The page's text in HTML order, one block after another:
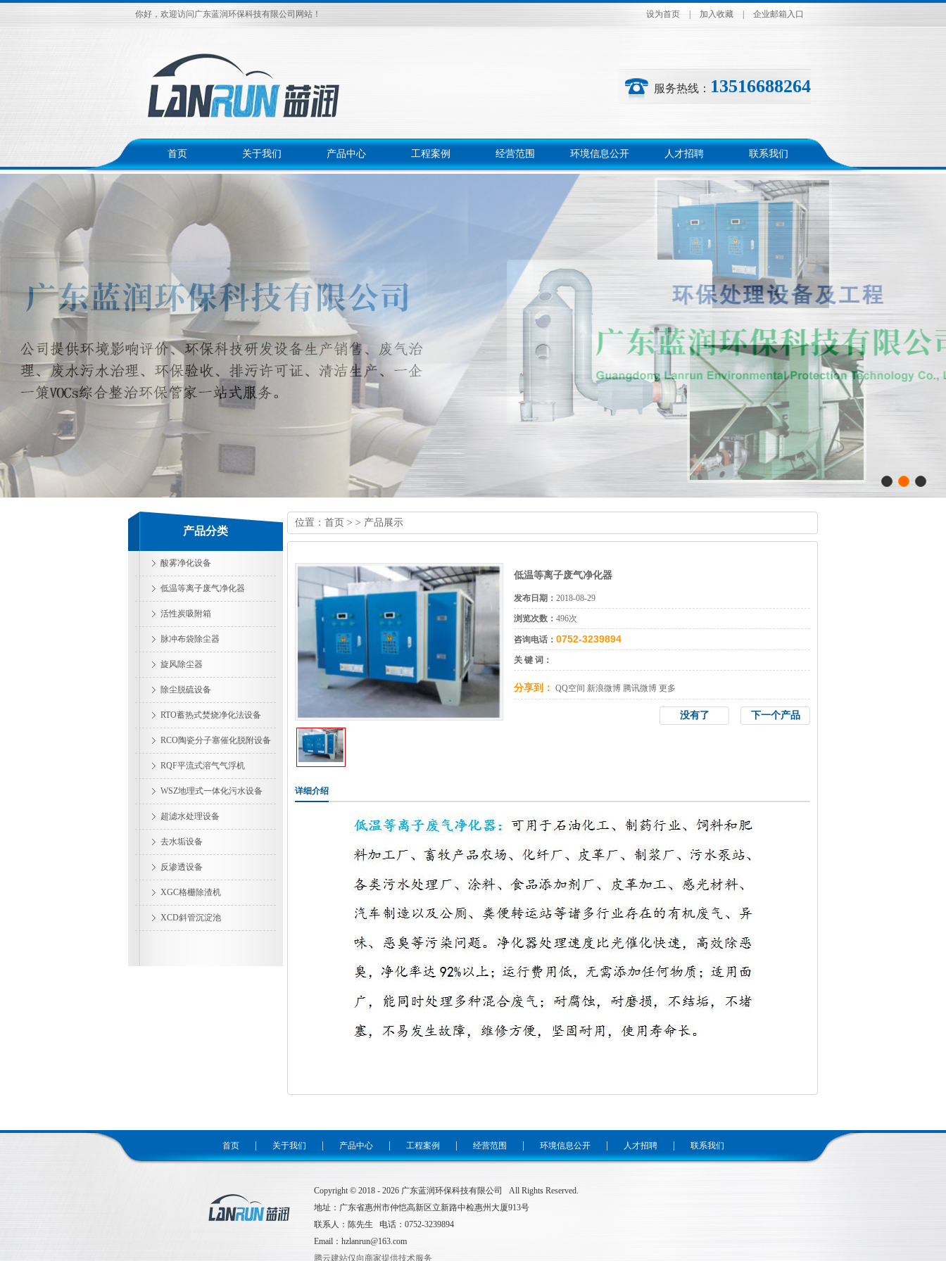
你好，欢迎访问广东蓝润环保科技有限公司网站！ 设为首页 加入收藏 企业邮箱入口
服务热线： 13516688264
首页 关于我们 产品中心 工程案例 经营范围 环境信息公开 人才招聘 联系我们
产品分类
酸雾净化设备
低温等离子废气净化器
活性炭吸附箱
脉冲布袋除尘器
旋风除尘器
除尘脱硫设备
RTO蓄热式焚烧净化法设备
RCO陶瓷分子塞催化脱附设备
RQF平流式溶气气浮机
WSZ地理式一体化污水设备
超滤水处理设备
去水垢设备
反渗透设备
XGC格栅除渣机
XCD斜管沉淀池
位置： 首页 > > 产品展示
低温等离子废气净化器
发布日期： 2018-08-29
浏览次数： 496次
咨询电话： 0752-3239894
关 键 词：
分享到： QQ空间 新浪微博 腾讯微博 更多
下一个产品
没有了
详细介绍
首页 关于我们 产品中心 工程案例 经营范围 环境信息公开 人才招聘 联系我们
Copyright © 2018 - 2026 广东蓝润环保科技有限公司 All Rights Reserved.
地址：广东省惠州市仲恺高新区立新路中检惠州大厦913号
联系人：陈先生 电话：0752-3239894
Email：hzlanrun@163.com
腾云建站仅向商家提供技术服务